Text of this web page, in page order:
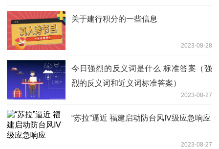
关于建行积分的一些信息
2023-08-28
今日强烈的反义词是什么 标准答案（强
烈的反义词和近义词标准答案）
2023-08-27
“苏拉”逼近 福建启动防台风Ⅳ级应急响应
2023-08-27